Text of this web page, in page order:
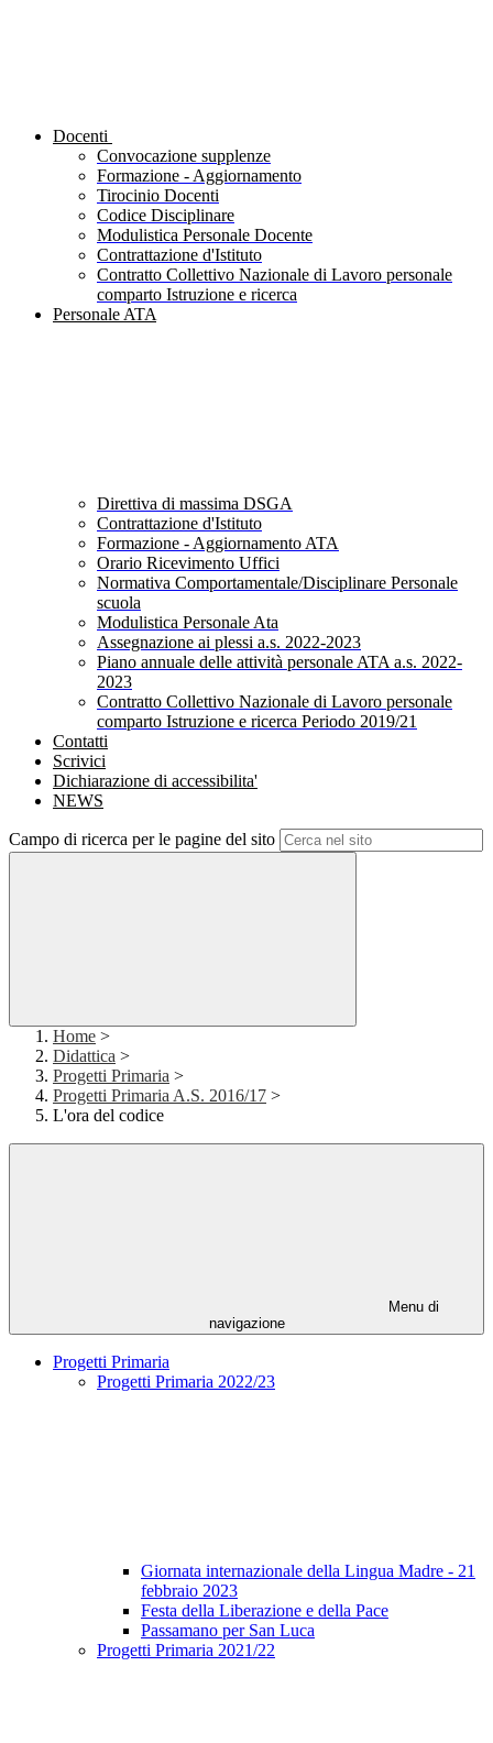
Docenti
Convocazione supplenze
Formazione - Aggiornamento
Tirocinio Docenti
Codice Disciplinare
Modulistica Personale Docente
Contrattazione d'Istituto
Contratto Collettivo Nazionale di Lavoro personale
comparto Istruzione e ricerca
Personale ATA
Direttiva di massima DSGA
Contrattazione d'Istituto
Formazione - Aggiornamento ATA
Orario Ricevimento Uffici
Normativa Comportamentale/Disciplinare Personale
scuola
Modulistica Personale Ata
Assegnazione ai plessi a.s. 2022-2023
Piano annuale delle attività personale ATA a.s. 2022-
2023
Contratto Collettivo Nazionale di Lavoro personale
comparto Istruzione e ricerca Periodo 2019/21
Contatti
Scrivici
Dichiarazione di accessibilita'
NEWS
Campo di ricerca per le pagine del sito
Home >
Didattica >
Progetti Primaria >
Progetti Primaria A.S. 2016/17 >
L'ora del codice
Menu di
navigazione
Progetti Primaria
Progetti Primaria 2022/23
Giornata internazionale della Lingua Madre - 21
febbraio 2023
Festa della Liberazione e della Pace
Passamano per San Luca
Progetti Primaria 2021/22